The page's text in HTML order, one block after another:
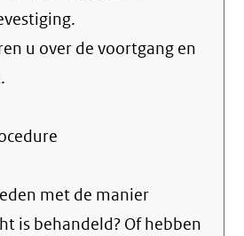
u over de voortgang en
met de manier
is behandeld? Of hebben